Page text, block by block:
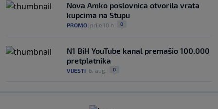
Nova Amko poslovnica otvorila vrata
kupcima na Stupu
PROMO prije 10 h 0
N1 BiH YouTube kanal premašio 100.000
pretplatnika
VIJESTI 6. aug. 0